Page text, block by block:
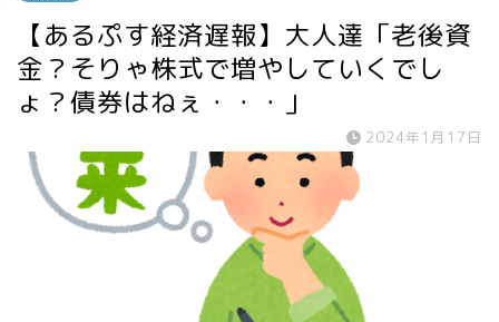
【あるぷす経済遅報】大人達「老後資
金？そりゃ株式で増やしていくでし
ょ？債券はねぇ・・・」
2024年1月17日